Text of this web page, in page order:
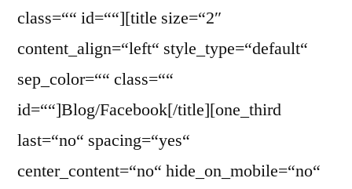
class=““ id=““][title size=“2″
content_align=“left“ style_type=“default“
sep_color=““ class=““
id=““]Blog/Facebook[/title][one_third
last=“no“ spacing=“yes“
center_content=“no“ hide_on_mobile=“no“